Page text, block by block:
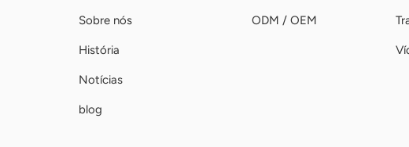
Sobre nós
História
Notícias
blog
ODM / OEM